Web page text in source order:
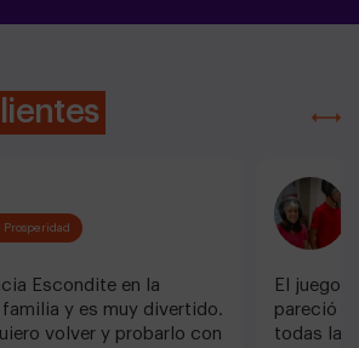
Escondite en la
y es muy divertido.
volver y probarlo con
El juego
pareció
todas las